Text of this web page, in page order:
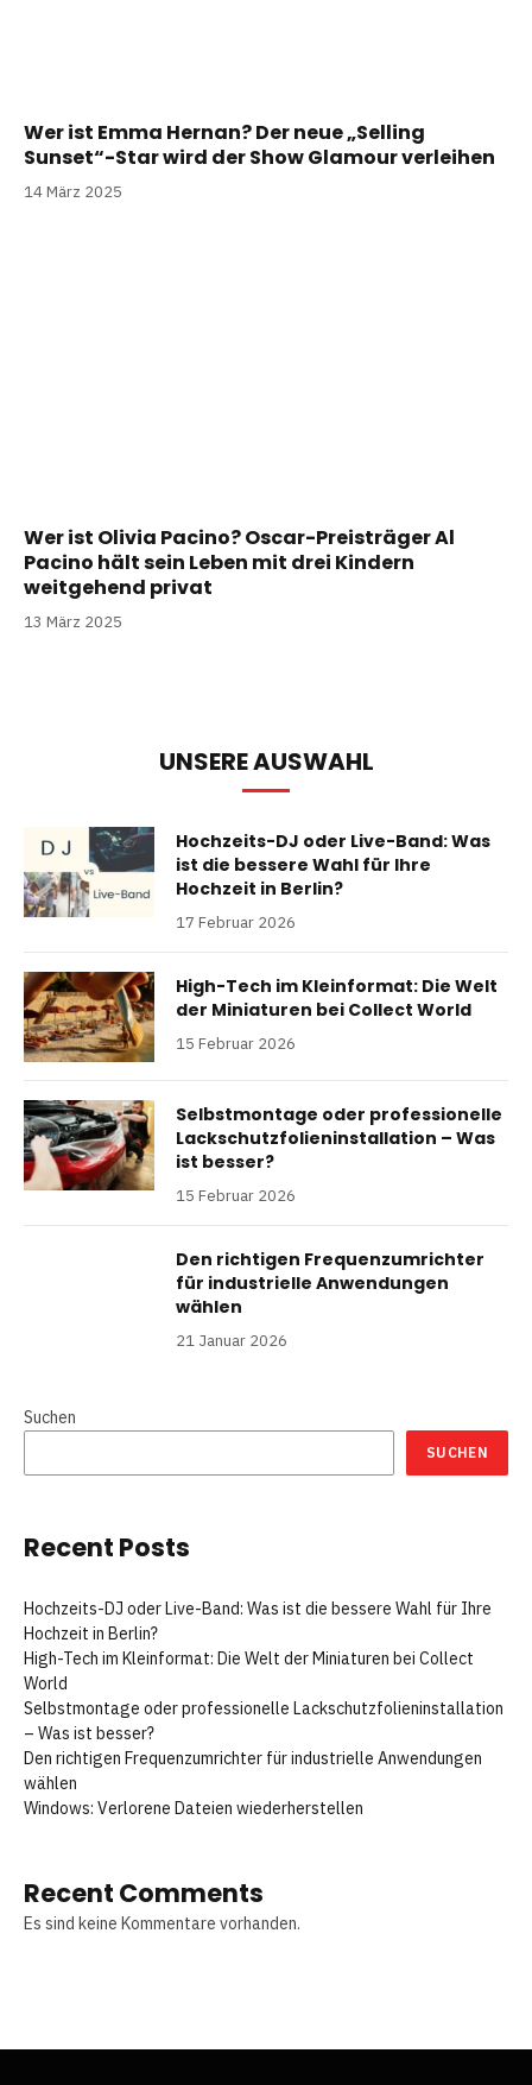
Wer ist Emma Hernan? Der neue „Selling
Sunset“-Star wird der Show Glamour verleihen
14 März 2025
Wer ist Olivia Pacino? Oscar-Preisträger Al
Pacino hält sein Leben mit drei Kindern
weitgehend privat
13 März 2025
UNSERE AUSWAHL
Hochzeits-DJ oder Live-Band: Was
ist die bessere Wahl für Ihre
Hochzeit in Berlin?
17 Februar 2026
High-Tech im Kleinformat: Die Welt
der Miniaturen bei Collect World
15 Februar 2026
Selbstmontage oder professionelle
Lackschutzfolieninstallation – Was
ist besser?
15 Februar 2026
Den richtigen Frequenzumrichter
für industrielle Anwendungen
wählen
21 Januar 2026
Suchen
SUCHEN
Recent Posts
Hochzeits-DJ oder Live-Band: Was ist die bessere Wahl für Ihre
Hochzeit in Berlin?
High-Tech im Kleinformat: Die Welt der Miniaturen bei Collect
World
Selbstmontage oder professionelle Lackschutzfolieninstallation
– Was ist besser?
Den richtigen Frequenzumrichter für industrielle Anwendungen
wählen
Windows: Verlorene Dateien wiederherstellen
Recent Comments
Es sind keine Kommentare vorhanden.